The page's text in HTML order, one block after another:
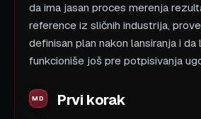
da ima jasan proces merenja
reference iz sličnih industrija,
definisan plan nakon lansiranja i da
funkcioniše još pre potpisivanja
Prvi korak